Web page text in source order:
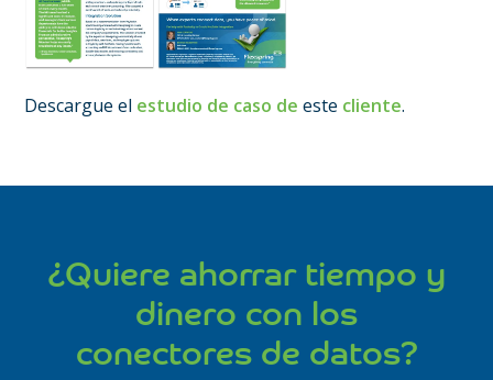
Descargue el estudio de caso de este cliente.
¿Quiere ahorrar tiempo y
dinero con los
conectores de datos?